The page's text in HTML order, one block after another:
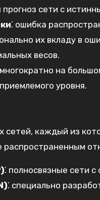
прогноз сети с
⁚ ошибка
их вкладу в
весов.
на
уровня.
каждый из
⁚ полносвязные сети
⁚ специально